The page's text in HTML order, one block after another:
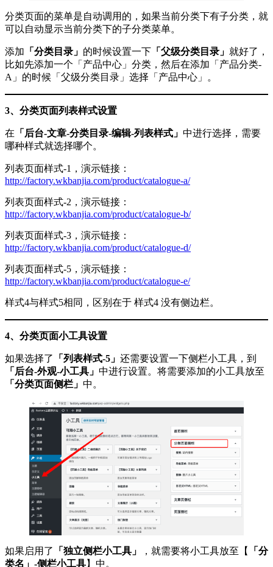
分类页面的菜单是自动调用的，如果当前分类下有子分类，就
可以自动显示当前分类下的子分类菜单。
添加 「分类目录」 的时候设置一下 「父级分类目录」 就好了，
比如先添加一个「产品中心」分类，然后在添加「产品分类-
A」的时候「父级分类目录」选择「产品中心」。
3、分类页面列表样式设置
在 「后台-文章-分类目录-编辑-列表样式」 中进行选择，需要
哪种样式就选择哪个。
列表页面样式-1，演示链接：
http://factory.wkbanjia.com/product/catalogue-a/
列表页面样式-2，演示链接：
http://factory.wkbanjia.com/product/catalogue-b/
列表页面样式-3，演示链接：
http://factory.wkbanjia.com/product/catalogue-d/
列表页面样式-5，演示链接：
http://factory.wkbanjia.com/product/catalogue-e/
样式4与样式5相同，区别在于 样式4 没有侧边栏。
4、分类页面小工具设置
如果选择了 「列表样式-5」 还需要设置一下侧栏小工具，到
「后台-外观-小工具」 中进行设置。将需要添加的小工具放至
「分类页面侧栏」 中。
如果启用了 「独立侧栏小工具」 ，就需要将小工具放至【
「分
类名」-侧栏小工具】中。